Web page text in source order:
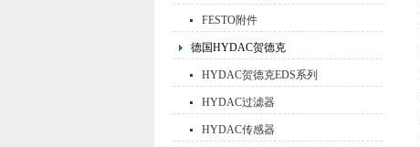
FESTO附件
德国HYDAC贺德克
HYDAC贺德克EDS系列
HYDAC过滤器
HYDAC传感器